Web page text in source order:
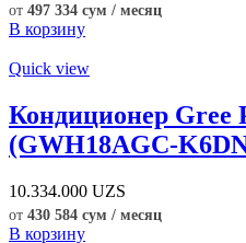
от 497 334 сум / месяц
В корзину
Quick view
Кондиционер Gree
(GWH18AGC-
10.334.000 UZS
от 430 584 сум / месяц
В корзину